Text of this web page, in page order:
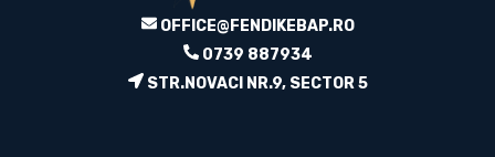
OFFICE@FENDIKEBAP.RO
0739 887934
STR.NOVACI NR.9, SECTOR 5